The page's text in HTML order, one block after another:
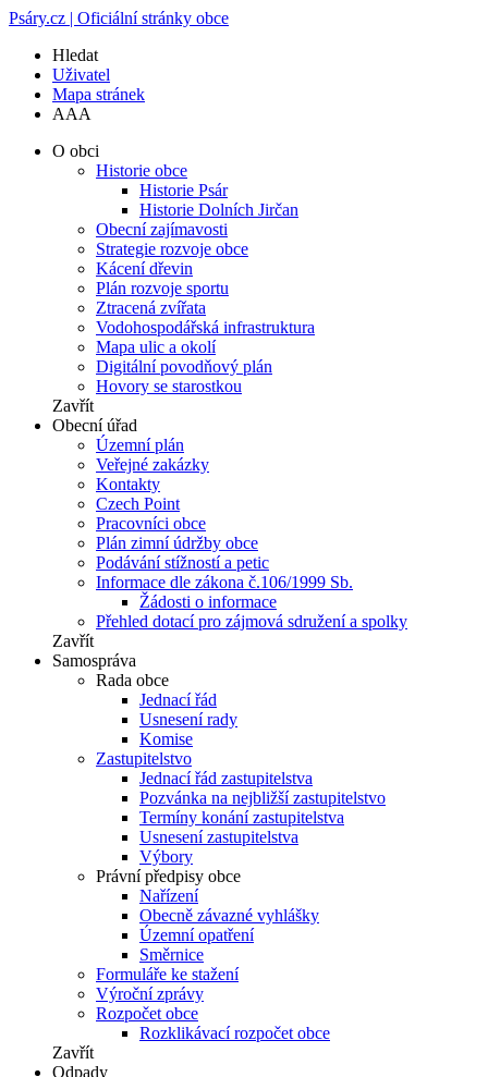
Psáry.cz | Oficiální stránky obce
Hledat
Uživatel
Mapa stránek
AAA
O obci
Historie obce
Historie Psár
Historie Dolních Jirčan
Obecní zajímavosti
Strategie rozvoje obce
Kácení dřevin
Plán rozvoje sportu
Ztracená zvířata
Vodohospodářská infrastruktura
Mapa ulic a okolí
Digitální povodňový plán
Hovory se starostkou
Zavřít
Obecní úřad
Územní plán
Veřejné zakázky
Kontakty
Czech Point
Pracovníci obce
Plán zimní údržby obce
Podávání stížností a petic
Informace dle zákona č.106/1999 Sb.
Žádosti o informace
Přehled dotací pro zájmová sdružení a spolky
Zavřít
Samospráva
Rada obce
Jednací řád
Usnesení rady
Komise
Zastupitelstvo
Jednací řád zastupitelstva
Pozvánka na nejbližší zastupitelstvo
Termíny konání zastupitelstva
Usnesení zastupitelstva
Výbory
Právní předpisy obce
Nařízení
Obecně závazné vyhlášky
Územní opatření
Směrnice
Formuláře ke stažení
Výroční zprávy
Rozpočet obce
Rozklikávací rozpočet obce
Zavřít
Odpady